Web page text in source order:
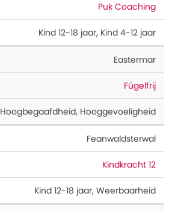
Puk Coaching
Kind 12-18 jaar, Kind 4-12 jaar
Eastermar
Fûgelfrij
Hoogbegaafdheid, Hooggevoeligheid
Feanwaldsterwal
Kindkracht 12
Kind 12-18 jaar, Weerbaarheid